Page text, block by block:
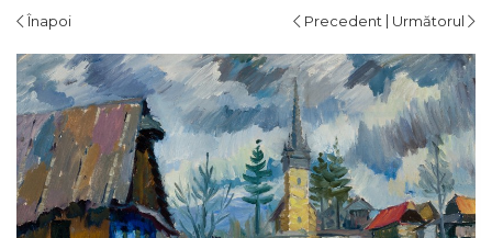
Înapoi Precedent | Următorul